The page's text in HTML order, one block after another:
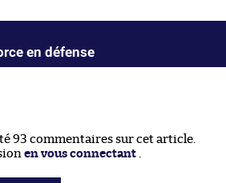
en défense
93 commentaires sur cet article.
en vous connectant